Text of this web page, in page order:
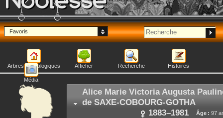
Favoris
Arbres généalogiques Afficher Recherche Histoires
Média
Alice Marie Victoria Augusta
de SAXE-COBOURG-GOTHA
Âge : 97
1883–1981